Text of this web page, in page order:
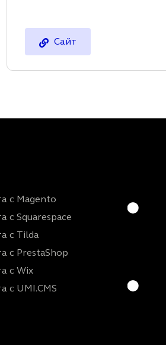
Сайт
с Magento
с Squarespace
с Tilda
с PrestaShop
с Wix
с UMI.CMS